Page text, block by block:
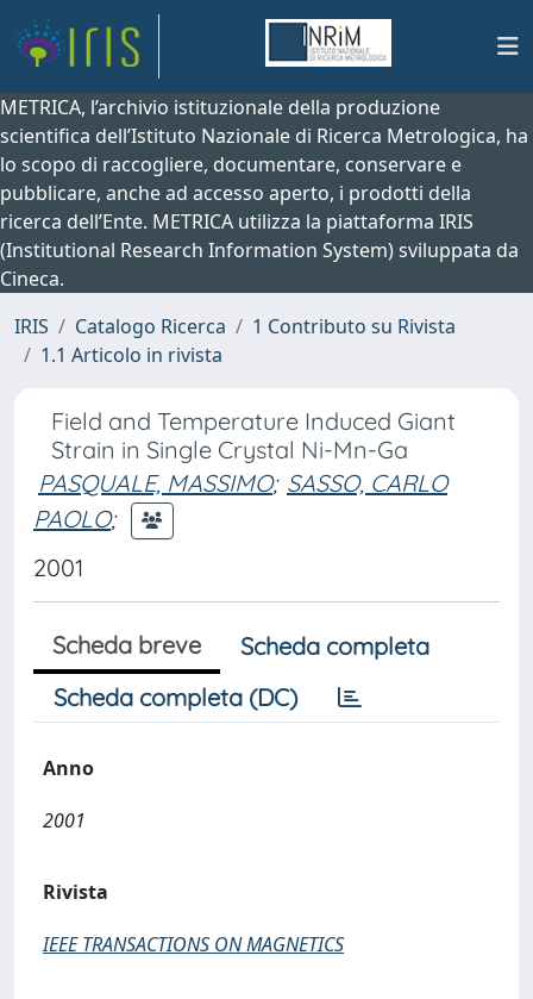
METRICA, l’archivio istituzionale della produzione
scientifica dell’Istituto Nazionale di Ricerca Metrologica, ha
lo scopo di raccogliere, documentare, conservare e
pubblicare, anche ad accesso aperto, i prodotti della
ricerca dell’Ente. METRICA utilizza la piattaforma IRIS
(Institutional Research Information System) sviluppata da
Cineca.
IRIS
Catalogo Ricerca
1 Contributo su Rivista
1.1 Articolo in rivista
Field and Temperature Induced Giant
Strain in Single Crystal Ni-Mn-Ga
PASQUALE, MASSIMO; SASSO, CARLO
PAOLO;
2001
Scheda breve
Scheda completa
Scheda completa (DC)
Anno
2001
Rivista
IEEE TRANSACTIONS ON MAGNETICS